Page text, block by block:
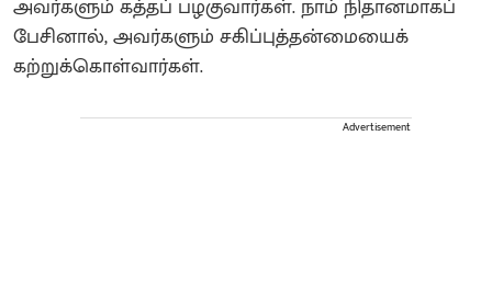
அவர்களும் கத்தப் பழகுவார்கள். நாம் நிதானமாகப்
பேசினால், அவர்களும் சகிப்புத்தன்மையைக்
கற்றுக்கொள்வார்கள்.
Advertisement